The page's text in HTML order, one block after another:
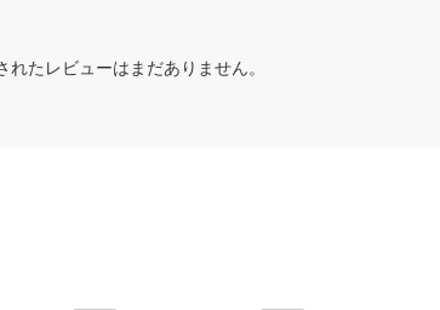
れたレビューはまだありません。